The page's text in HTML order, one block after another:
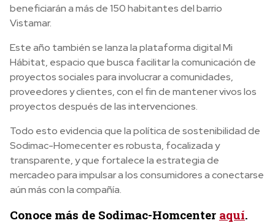
beneficiarán a más de 150 habitantes del barrio
Vistamar.
Este año también se lanza la plataforma digital Mi
Hábitat, espacio que busca facilitar la comunicación de
proyectos sociales para involucrar a comunidades,
proveedores y clientes, con el fin de mantener vivos los
proyectos después de las intervenciones.
Todo esto evidencia que la política de sostenibilidad de
Sodimac-Homecenter es robusta, focalizada y
transparente, y que fortalece la estrategia de
mercadeo para impulsar a los consumidores a conectarse
aún más con la compañía.
Conoce más de Sodimac-Homcenter aquí.